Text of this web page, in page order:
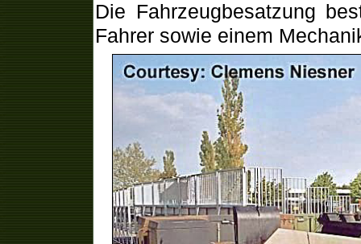
Die Fahrzeugbesatzung
Fahrer sowie einem